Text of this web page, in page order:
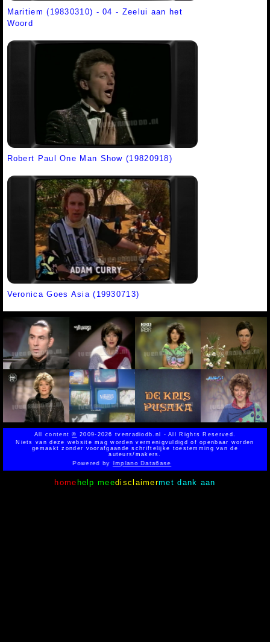
Maritiem (19830310) - 04 - Zeelui aan het
Woord
Robert Paul One Man Show (19820918)
Veronica Goes Asia (19930713)
All content© 2009-2026 tvenradiodb.nl - All Rights Reserved.
Niets van deze website mag worden vermenigvuldigd of openbaar worden
gemaakt zonder voorafgaande schriftelijke toestemming van de
auteurs/makers.
Powered by
Implano Data6ase
home help meedisclaimermet dank aan